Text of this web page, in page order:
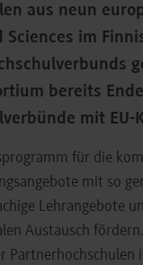
aus neun
Sciences im
bereits
mit
für die
mit so
Lehrangebote
Austausch